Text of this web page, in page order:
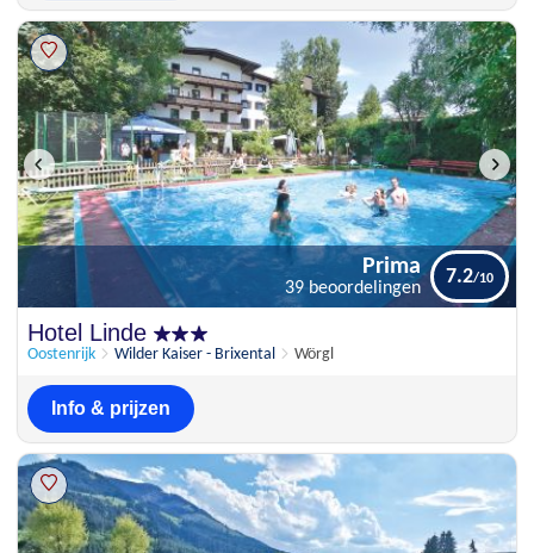
39 beoordelingen
Hotel Linde
Oostenrijk Wilder Kaiser - Brixental Wörgl
Prima
39 beoordelingen
7.2
Info & prijzen